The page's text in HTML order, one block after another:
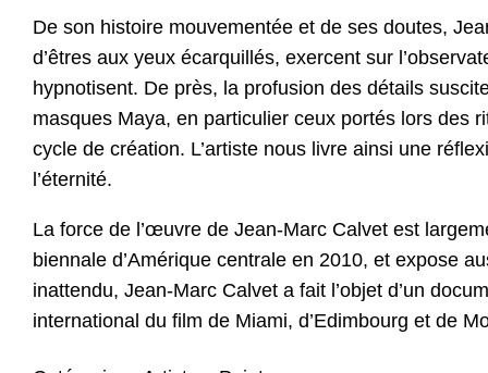
De son histoire mouvementée et de ses doutes,
d’êtres aux yeux écarquillés, exercent sur
hypnotisent. De près, la profusion des détails
masques Maya, en particulier ceux portés lors des
cycle de création. L’artiste nous livre ainsi une
l’éternité.
La force de l’œuvre de Jean-Marc Calvet est
biennale d’Amérique centrale en 2010, et expose
inattendu, Jean-Marc Calvet a fait l’objet d’un
international du film de Miami, d’Edimbourg et de